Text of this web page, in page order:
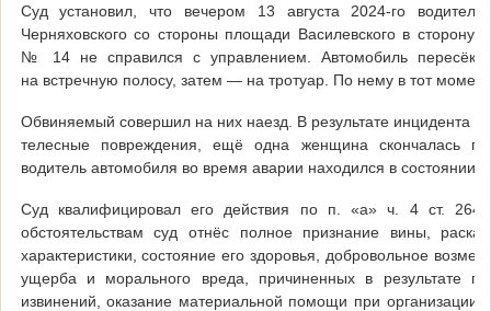
Суд установил, что вечером 13 августа 2024-го
Черняховского со стороны площади Василевского в
№ 14 не справился с управлением. Автомобиль пересёк
на встречную полосу, затем — на тротуар. По нему в тот
Обвиняемый совершил на них наезд. В результате инцидента
телесные повреждения, ещё одна женщина скончалась
водитель автомобиля во время аварии находился в состоянии
Суд квалифицировал его действия по п. «а» ч. 4 ст.
обстоятельствам суд отнёс полное признание вины,
характеристики, состояние его здоровья, добровольное
ущерба и морального вреда, причиненных в результате
извинений, оказание материальной помощи при организации